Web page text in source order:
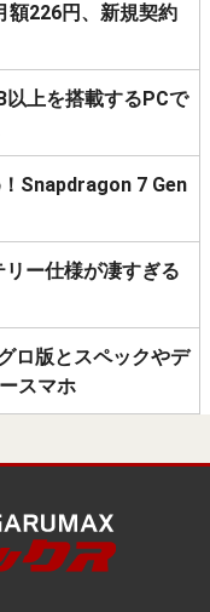
額226円、新規契約
上を搭載するPCで
Snapdragon 7 Gen
ー仕様が凄すぎる
ロ版とスペックやデ
スマホ